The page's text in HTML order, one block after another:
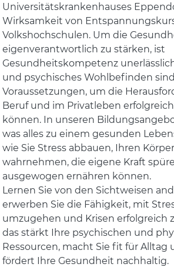
Universitätskrankenhauses
Wirksamkeit von
Volkshochschulen. Um die
eigenverantwortlich zu stärken, ist
Gesundheitskompetenz
und psychisches Wohlbefinden
Voraussetzungen, um die
Beruf und im Privatleben
können. In unseren
was alles zu einem gesunden
wie Sie Stress abbauen, Ihren
wahrnehmen, die eigene Kraft
ausgewogen ernähren können.
Lernen Sie von den Sichtweisen
erwerben Sie die Fähigkeit, mit
umzugehen und Krisen erfolgreich
das stärkt Ihre psychischen und
Ressourcen, macht Sie fit für Alltag
fördert Ihre Gesundheit nachhaltig.